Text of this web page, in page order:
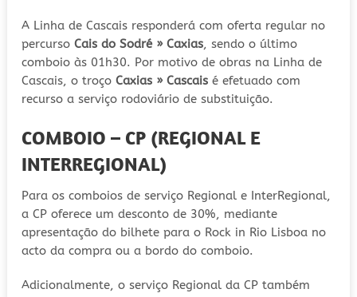
A Linha de Cascais responderá com oferta regular no
percurso Cais do Sodré » Caxias, sendo o último
comboio às 01h30. Por motivo de obras na Linha de
Cascais, o troço Caxias » Cascais é efetuado com
recurso a serviço rodoviário de substituição.
COMBOIO – CP (REGIONAL E
INTERREGIONAL)
Para os comboios de serviço Regional e InterRegional,
a CP oferece um desconto de 30%, mediante
apresentação do bilhete para o Rock in Rio Lisboa no
acto da compra ou a bordo do comboio.
Adicionalmente, o serviço Regional da CP também